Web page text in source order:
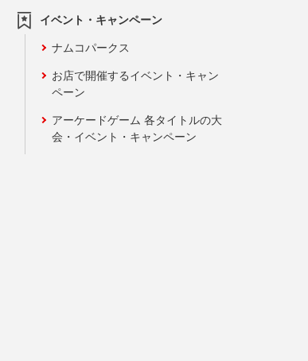
イベント・キャンペーン
ナムコパークス
お店で開催するイベント・キャン
ペーン
アーケードゲーム 各タイトルの大
会・イベント・キャンペーン